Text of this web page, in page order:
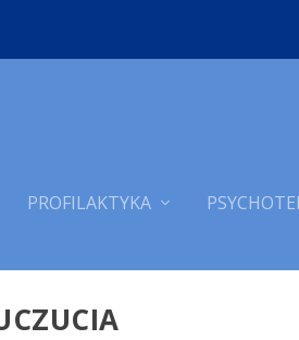
PROFILAKTYKA